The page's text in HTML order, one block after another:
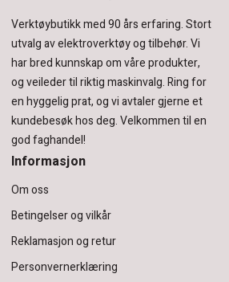
Verktøybutikk med 90 års erfaring.Stort
utvalg av elektroverktøy og tilbehør.Vi
har bred kunnskap om våre produkter,
og veileder til riktig maskinvalg. Ring for
en hyggelig prat, og vi avtaler gjerne et
kundebesøk hos deg.Velkommen til en
god faghandel!
Informasjon
Om oss
Betingelser og vilkår
Reklamasjon og retur
Personvernerklæring